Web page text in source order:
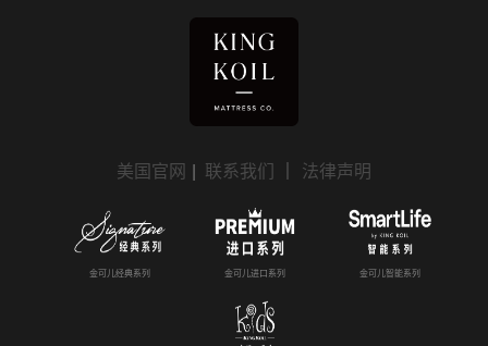
美国官网 | 联系我们 ｜ 法律声明
金可儿经典系列 金可儿进口系列 金可儿智能系列